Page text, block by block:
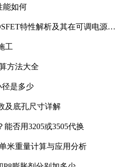
能如何
特性解析及其在可调电源设
工
方法大全
径是多少
及底孔尺寸详解
能否用3205或3505代换
米重量计算与应用分析